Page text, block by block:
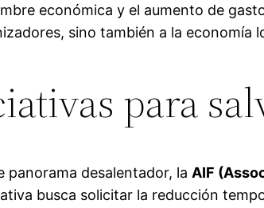
económica y el aumento de
sino también a la economía
para
panorama desalentador, la AIF
busca solicitar la reducción